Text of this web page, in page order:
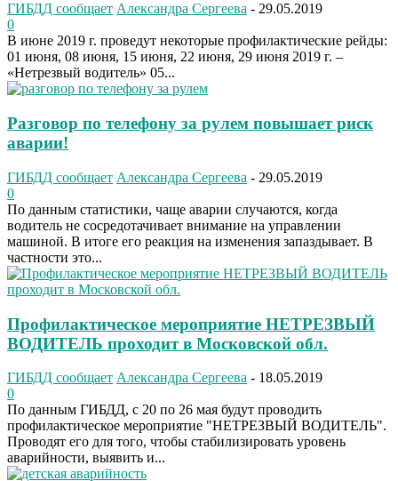
ГИБДД сообщает Александра Сергеева - 29.05.2019
0
В июне 2019 г. проведут некоторые профилактические рейды:
01 июня, 08 июня, 15 июня, 22 июня, 29 июня 2019 г. –
«Нетрезвый водитель» 05...
Разговор по телефону за рулем повышает риск
аварии!
ГИБДД сообщает Александра Сергеева - 29.05.2019
0
По данным статистики, чаще аварии случаются, когда
водитель не сосредотачивает внимание на управлении
машиной. В итоге его реакция на изменения запаздывает. В
частности это...
Профилактическое мероприятие НЕТРЕЗВЫЙ
ВОДИТЕЛЬ проходит в Московской обл.
ГИБДД сообщает Александра Сергеева - 18.05.2019
0
По данным ГИБДД, с 20 по 26 мая будут проводить
профилактическое мероприятие "НЕТРЕЗВЫЙ ВОДИТЕЛЬ".
Проводят его для того, чтобы стабилизировать уровень
аварийности, выявить и...